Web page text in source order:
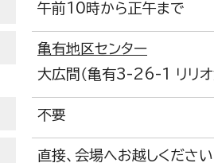
午前10時から正午まで
亀有地区センター
大広間（亀有3-26-1 リリオ
不要
直接、会場へお越しください